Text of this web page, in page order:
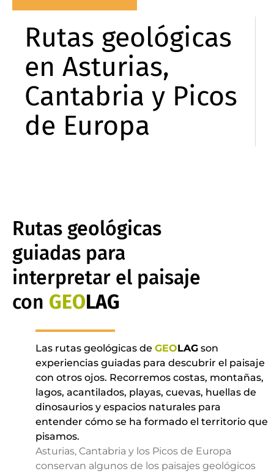
Rutas geológicas
en Asturias,
Cantabria y Picos
de Europa
Rutas geológicas
guiadas para
interpretar el paisaje
con GEOLAG
Las rutas geológicas de GEOLAG son
experiencias guiadas para descubrir el paisaje
con otros ojos. Recorremos costas, montañas,
lagos, acantilados, playas, cuevas, huellas de
dinosaurios y espacios naturales para
entender cómo se ha formado el territorio que
pisamos.
Asturias, Cantabria y los Picos de Europa
conservan algunos de los paisajes geológicos